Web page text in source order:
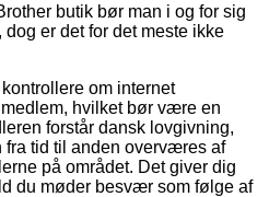
butik bør man i og for sig
er det for det meste ikke
om internet
hvilket bør være en
forstår dansk lovgivning,
fra tid til anden overværes af
på området. Det giver dig
du møder besvær som følge af